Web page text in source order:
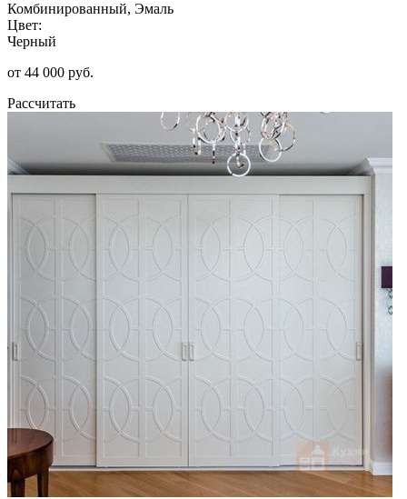
Комбинированный, Эмаль
Цвет:
Черный
от 44 000 руб.
Рассчитать